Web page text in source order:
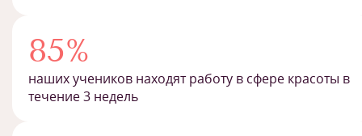
85%
наших учеников находят работу в сфере красоты в
течение 3 недель